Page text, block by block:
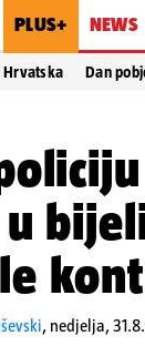
PLUS+ NEWS
Hrvatska Dan
u
, nedjelja,